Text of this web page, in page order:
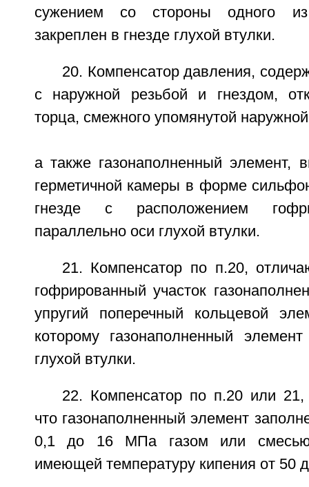
сужением со стороны одного
закреплен в гнезде глухой втулки.
20. Компенсатор давления,
с наружной резьбой и гнездом,
торца, смежного упомянутой
а также газонаполненный элемент,
герметичной камеры в форме
гнезде с расположением
параллельно оси глухой втулки.
21. Компенсатор по п.20,
гофрированный участок
упругий поперечный кольцевой
которому газонаполненный
глухой втулки.
22. Компенсатор по п.20 или
что газонаполненный элемент
0,1 до 16 МПа газом или смесью
имеющей температуру кипения от 50